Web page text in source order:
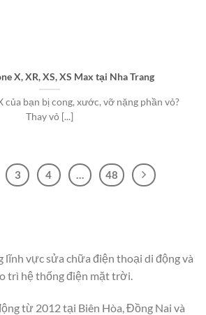
X, XR, XS, XS Max tại Nha Trang
của bạn bị cong, xước, vỡ nặng phần vỏ?
Thay vỏ [...]
3 4 … 48
lĩnh vực sửa chữa điện thoại di động và
trì hệ thống điện mặt trời.
từ 2012 tại Biên Hòa, Đồng Nai và